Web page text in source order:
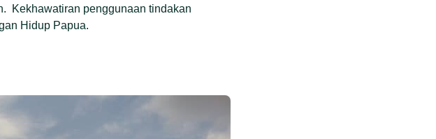
Kekhawatiran penggunaan tindakan
Hidup Papua.